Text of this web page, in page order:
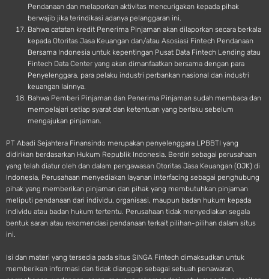
Pendanaan dan melaporkan aktivitas mencurigakan kepada pihak
berwajib jika terindikasi adanya pelanggaran ini.
Bahwa catatan kredit Penerima Pinjaman akan dilaporkan secara berkala
kepada Otoritas Jasa Keuangan dan/atau Asosiasi Fintech Pendanaan
Bersama Indonesia untuk kepentingan Pusat Data Fintech Lending atau
Fintech Data Center yang akan dimanfaatkan bersama dengan para
Penyelenggara, para pelaku industri perbankan nasional dan industri
keuangan lainnya.
Bahwa Pemberi Pinjaman dan Penerima Pinjaman sudah membaca dan
mempelajari setiap syarat dan ketentuan yang berlaku sebelum
mengajukan pinjaman.
PT Abadi Sejahtera Finansindo merupakan penyelenggara LPBBTI yang
didirikan berdasarkan Hukum Republik Indonesia. Berdiri sebagai perusahaan
yang telah diatur oleh dan dalam pengawasan Otoritas Jasa Keuangan (OJK) di
Indonesia, Perusahaan menyediakan layanan interfacing sebagai penghubung
pihak yang memberikan pinjaman dan pihak yang membutuhkan pinjaman
meliputi pendanaan dari individu, organisasi, maupun badan hukum kepada
individu atau badan hukum tertentu. Perusahaan tidak menyediakan segala
bentuk saran atau rekomendasi pendanaan terkait pilihan-pilihan dalam situs
ini.
Isi dan materi yang tersedia pada situs SINGA Fintech dimaksudkan untuk
memberikan informasi dan tidak dianggap sebagai sebuah penawaran,